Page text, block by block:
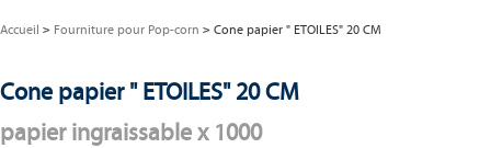
Accueil Fourniture pour Pop-corn Cone papier " ETOILES" 20 CM
Cone papier " ETOILES" 20 CM
papier ingraissable x 1000